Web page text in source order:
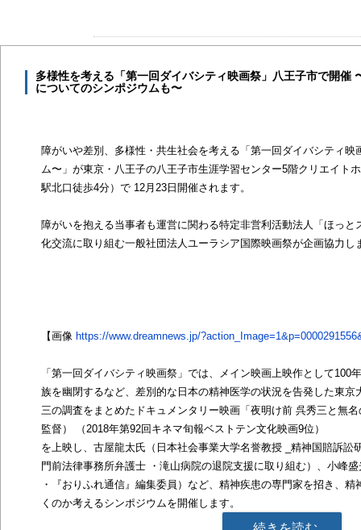
多様性を考える「第一回ダイバシティ映画祭」八王子市で開催
についてのシンポジウムも〜
障がいや差別、多様性・共生社会を考える「第一回ダイバシティ映
ム〜」が東京・八王子の八王子市生涯学習センター5階クリエイト
駅北口徒歩4分）で 12月23日開催されます。
障がいを抱える当事者も運営に関わる特定非営利活動法人「ほっ
化交流に取り組む一般社団法人ユーラシア国際映画祭が企画協力し
【画像 https://www.dreamnews.jp/
「第一回ダイバシティ映画祭」では、メイン映画上映作として100
族を幽閉するなど、差別的な日本の精神医学の状況を告発した東
三の調査をまとめたドキュメンタリー映画「夜明け前 呉秀三と無
監督） （2018年第92回キネマ旬報ベストテン文化映画9位）
を上映し、古屋龍太氏（日本社会事業大学名誉教授 _精神国賠訴訟
門前法律事務所弁護士 ・滝山病院の退院支援に取り組む）、小峰
・『おりふれ通信』編集委員）など、精神疾患の専門家を招き、
くのか考えるシンポジウムを開催します。